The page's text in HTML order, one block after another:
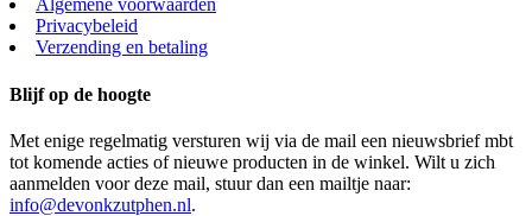
Algemene voorwaarden
Privacybeleid
Verzending en betaling
Blijf op de hoogte
Met enige regelmatig versturen wij via de mail een nieuwsbrief mbt
tot komende acties of nieuwe producten in de winkel. Wilt u zich
aanmelden voor deze mail, stuur dan een mailtje naar:
info@devonkzutphen.nl.